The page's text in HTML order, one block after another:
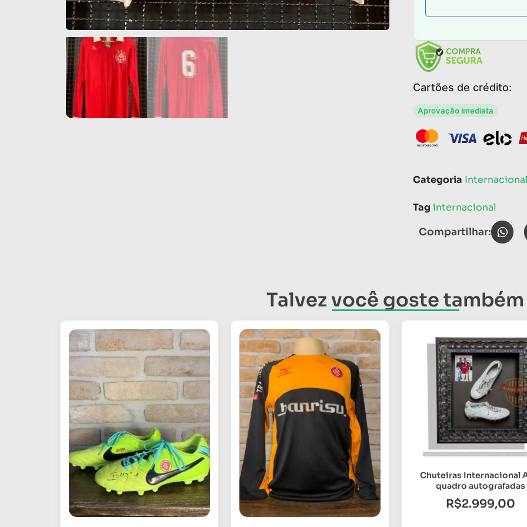
Cartões de crédito:
Aprovação imediata
Categoria
Tag internacional
Compartilhar:
Talvez você goste também
Chuteiras Internacional
quadro autografadas
R$2.999,00